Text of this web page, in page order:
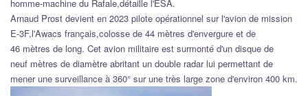
homme-machine du Rafale,détaille l'ESA.
Arnaud Prost devient en 2023 pilote opérationnel sur l'avion de mission
E-3F,l'Awacs français,colosse de 44 mètres d'envergure et de
46 mètres de long. Cet avion militaire est surmonté d'un disque de
neuf mètres de diamètre abritant un double radar lui permettant de
mener une surveillance à 360° sur une très large zone d'environ 400 km.